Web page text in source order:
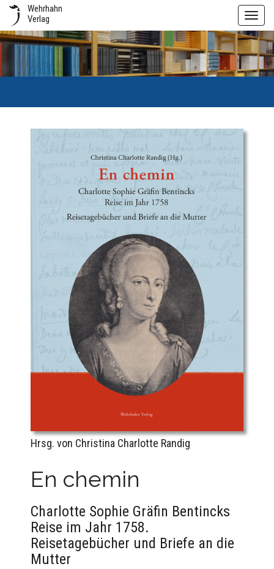
Wehrhahn
Verlag
Hrsg. von Christina Charlotte Randig
En chemin
Charlotte Sophie Gräfin Bentincks
Reise im Jahr 1758.
Reisetagebücher und Briefe an die
Mutter